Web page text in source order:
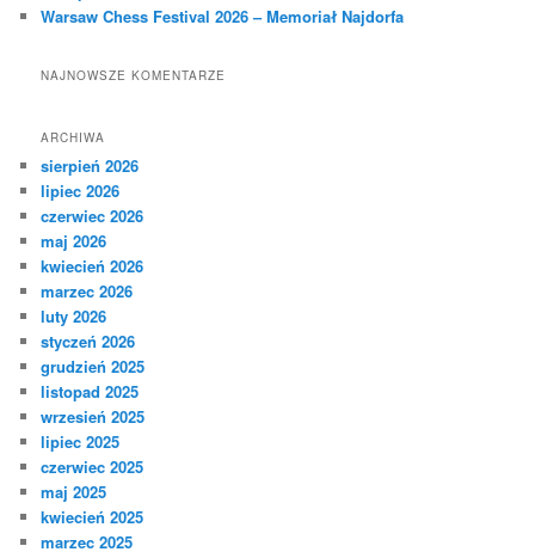
Warsaw Chess Festival 2026 – Memoriał Najdorfa
NAJNOWSZE KOMENTARZE
ARCHIWA
sierpień 2026
lipiec 2026
czerwiec 2026
maj 2026
kwiecień 2026
marzec 2026
luty 2026
styczeń 2026
grudzień 2025
listopad 2025
wrzesień 2025
lipiec 2025
czerwiec 2025
maj 2025
kwiecień 2025
marzec 2025